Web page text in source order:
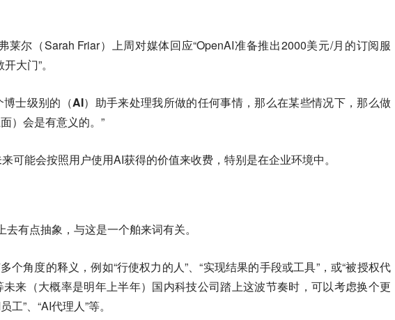
莱尔（Sarah Friar）上周对媒体回应“OpenAI准备推出2000美元/月的订阅服
大门”。
士级别的（AI）助手来处理我所做的任何事情，那么在某些情况下，那么做
）会是有意义的。 ”
可能会按照用户使用AI获得的价值来收费，特别是在企业环境中。
去有点抽象，与这是一个舶来词有关。
个角度的释义，例如“行使权力的人”、“实现结果的手段或工具”，或“被授权代
未来（大概率是明年上半年）国内科技公司踏上这波节奏时，可以考虑换个更
”、“AI代理人”等。